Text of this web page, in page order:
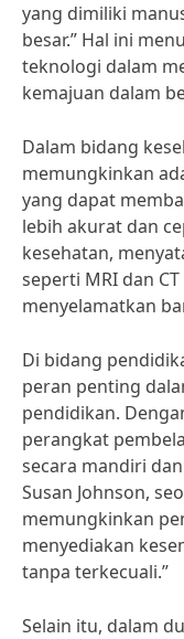
yang dimiliki
besar.” Hal ini
teknologi dalam
kemajuan dalam
Dalam bidang
memungkinkan
yang dapat
lebih akurat dan
kesehatan,
seperti MRI dan
menyelamatkan
Di bidang
peran penting
pendidikan.
perangkat
secara mandiri
Susan Johnson,
memungkinkan
menyediakan
tanpa terkecuali.”
Selain itu, dalam